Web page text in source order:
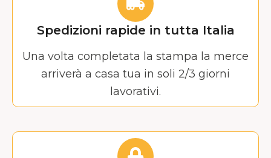
Spedizioni rapide in tutta Italia
Una volta completata la stampa la merce
arriverà a casa tua in soli 2/3 giorni
lavorativi.